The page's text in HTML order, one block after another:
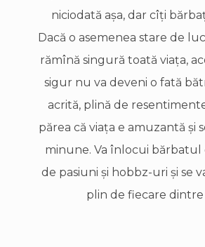
niciodată aşa, dar cîţi
Dacă o asemenea stare de
rămînă singură toată viaţa,
sigur nu va deveni o fată
acrită, plină de
părea că viaţa e amuzantă şi
minune. Va înlocui bărbatul
de pasiuni şi hobbz-uri şi se
plin de fiecare dintre